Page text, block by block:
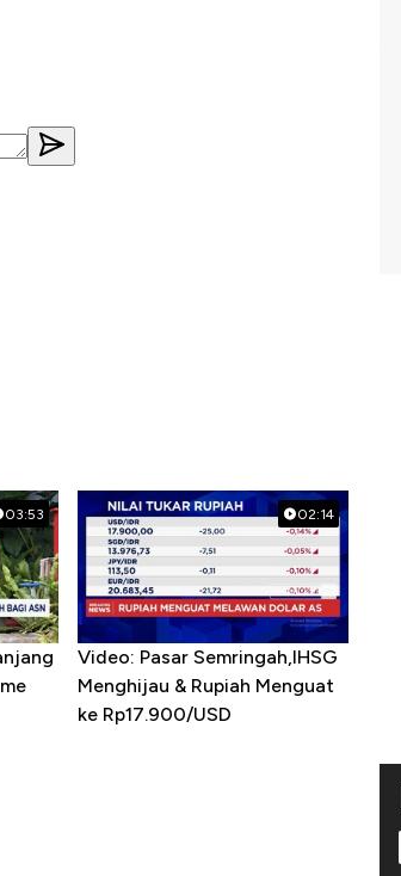
03:53 02:14
Video: Pasar Semringah,IHSG
Menghijau & Rupiah Menguat
ke Rp17.900/USD